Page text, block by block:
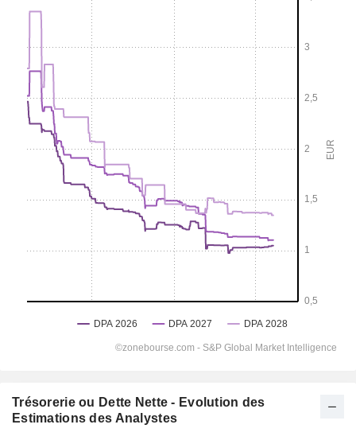
Trésorerie ou Dette Nette - Evolution des
Estimations des Analystes